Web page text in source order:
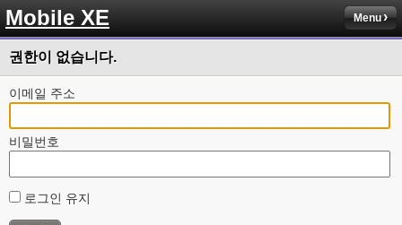
Mobile XE Menu
권한이 없습니다.
이메일 주소
비밀번호
로그인 유지